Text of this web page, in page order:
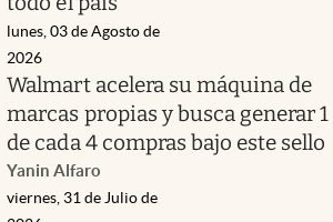
lunes, 03 de Agosto de
2026
Walmart acelera su máquina de
marcas propias y busca generar 1
de cada 4 compras bajo este sello
Yanin Alfaro
viernes, 31 de Julio de